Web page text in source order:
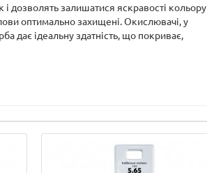
дозволять залишатися яскравості кольору
оптимально захищені. Окислювачі, у
дає ідеальну здатність, що покриває,